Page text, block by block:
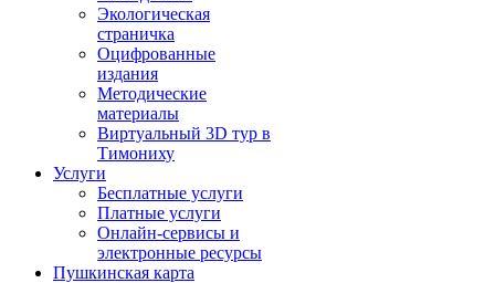
Экологическая
страничка
Оцифрованные
издания
Методические
материалы
Виртуальный 3D тур в
Тимониху
Услуги
Бесплатные услуги
Платные услуги
Онлайн-сервисы и
электронные ресурсы
Пушкинская карта